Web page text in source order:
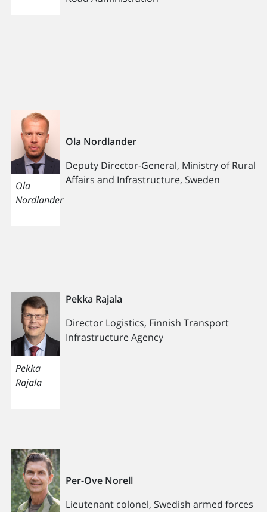
Ola
Nordlander
Ola Nordlander
Deputy Director-General, Ministry of Rural
Affairs and Infrastructure, Sweden
Pekka
Rajala
Pekka Rajala
Director Logistics, Finnish Transport
Infrastructure Agency
Per-Ove Norell
Lieutenant colonel, Swedish armed forces